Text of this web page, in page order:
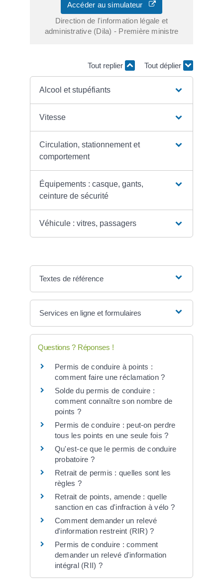
Accéder au simulateur
Direction de l'information légale et
administrative (Dila) - Première ministre
Tout replier Tout déplier
Alcool et stupéfiants
Vitesse
Circulation, stationnement et
comportement
Équipements : casque, gants,
ceinture de sécurité
Véhicule : vitres, passagers
Textes de référence
Services en ligne et formulaires
Questions ? Réponses !
Permis de conduire à points :
comment faire une réclamation ?
Solde du permis de conduire :
comment connaître son nombre de
points ?
Permis de conduire : peut-on perdre
tous les points en une seule fois ?
Qu'est-ce que le permis de conduire
probatoire ?
Retrait de permis : quelles sont les
règles ?
Retrait de points, amende : quelle
sanction en cas d'infraction à vélo ?
Comment demander un relevé
d'information restreint (RIR) ?
Permis de conduire : comment
demander un relevé d'information
intégral (RII) ?